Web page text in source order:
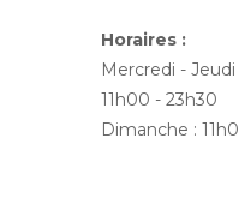
Horaires :
Mercredi -
11h00 - 23h30
Dimanche :